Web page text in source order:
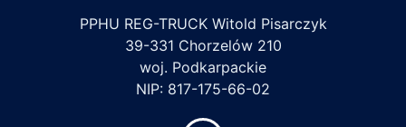
PPHU REG-TRUCK Witold Pisarczyk
39-331 Chorzelów 210
woj. Podkarpackie
NIP: 817-175-66-02